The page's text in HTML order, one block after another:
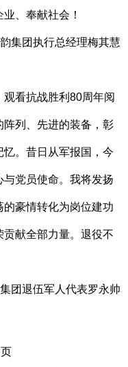
、奉献社会！
集团执行总经理梅其慧
看抗战胜利80周年阅
列、先进的装备，彰
。昔日从军报国，今
党员使命。我将发扬
豪情转化为岗位建功
献全部力量。退役不
团退伍军人代表罗永帅